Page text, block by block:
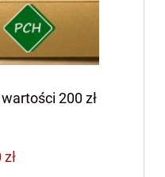
200 zł